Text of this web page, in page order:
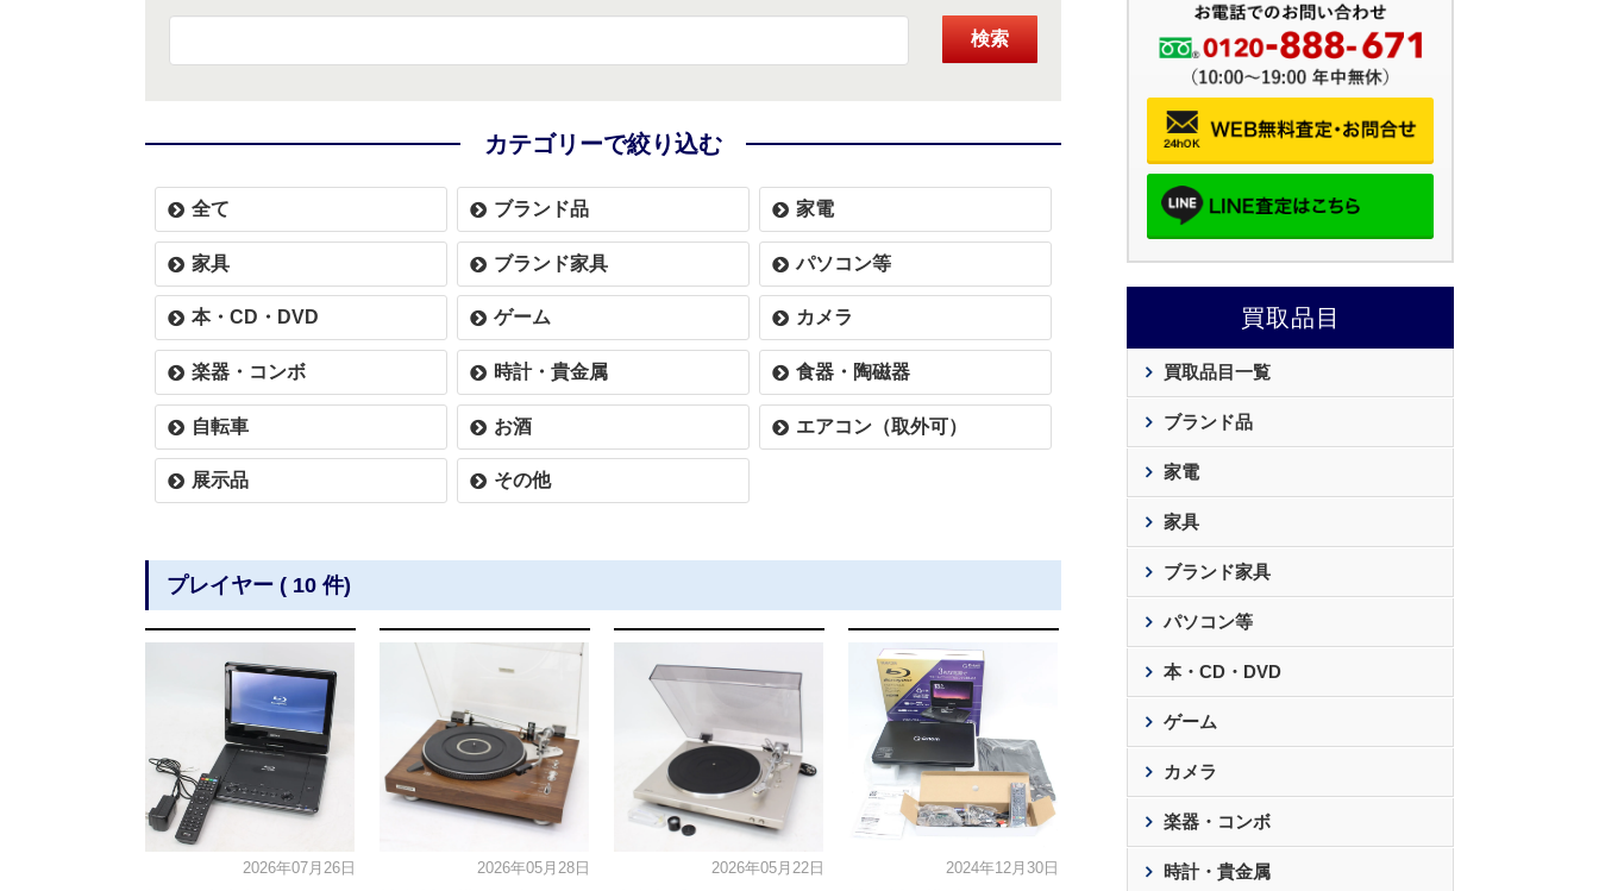
検索
カテゴリーで絞り込む
全て ブランド品 家電
家具 ブランド家具 パソコン等
本・CD・DVD ゲーム カメラ
楽器・コンボ 時計・貴金属 食器・陶磁器
自転車 お酒 エアコン（取外可）
展示品 その他
プレイヤー ( 10 件)
2026年07月26日 2026年05月28日 2026年05月22日 2024年12月30日
買取品目
買取品目一覧
ブランド品
家電
家具
ブランド家具
パソコン等
本・CD・DVD
ゲーム
カメラ
楽器・コンボ
時計・貴金属